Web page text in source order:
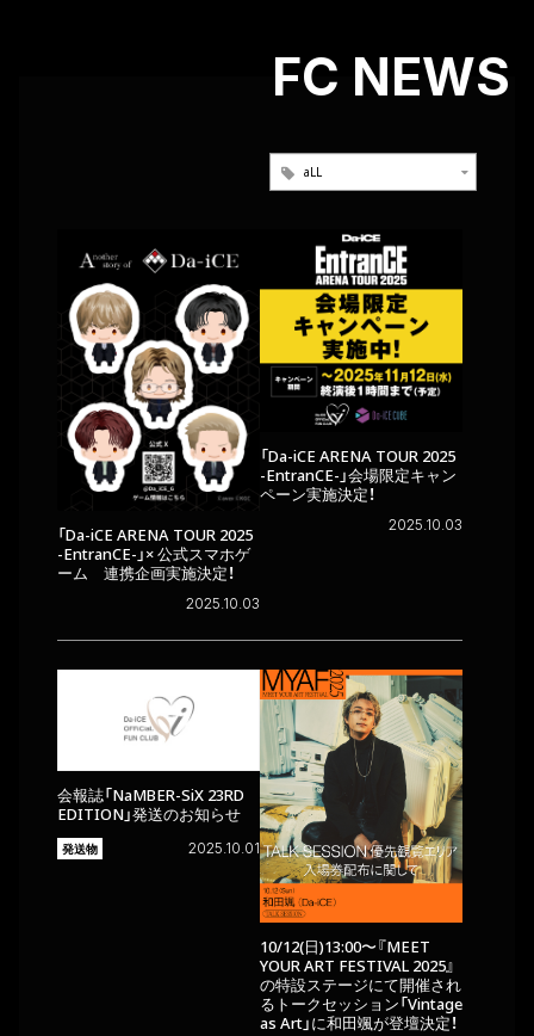
FC NEWS
「Da-iCE ARENA TOUR 2025
-EntranCE-」× 公式スマホゲ
ーム 連携企画実施決定！
2025.10.03
「Da-iCE ARENA TOUR 2025
-EntranCE-」会場限定キャン
ペーン実施決定！
2025.10.03
会報誌「NaMBER-SiX 23RD
EDITION」発送のお知らせ
発送物 2025.10.01
10/12(日)13:00〜『MEET
YOUR ART FESTIVAL 2025』
の特設ステージにて開催され
るトークセッション「Vintage
as Art」に和田颯が登壇決定！